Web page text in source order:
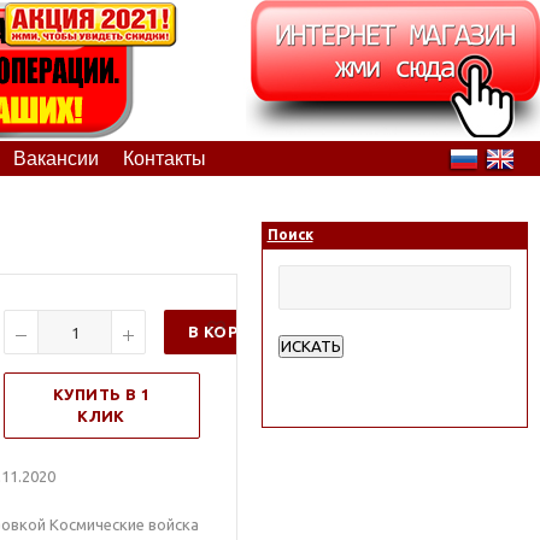
Вакансии Контакты
В КОРЗИНУ
КУПИТЬ В 1
КЛИК
Космические войска
Поиск
ИСКАТЬ